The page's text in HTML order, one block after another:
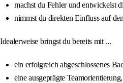
machst du Fehler und entwickelst
nimmst du direkten Einfluss auf
Idealerweise bringst du bereits mit ...
ein erfolgreich abgeschlossenes
eine ausgeprägte